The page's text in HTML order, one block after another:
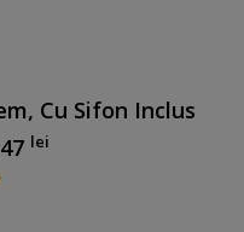
Cu Sifon Inclus
lei